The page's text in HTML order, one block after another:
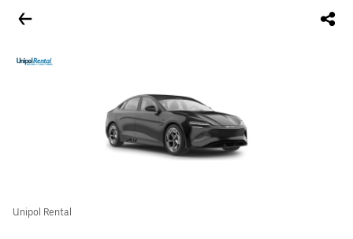
Unipol Rental